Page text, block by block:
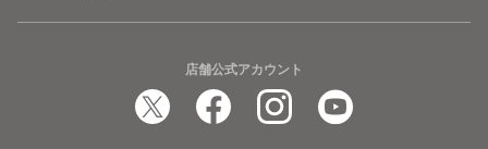
店舗公式アカウント